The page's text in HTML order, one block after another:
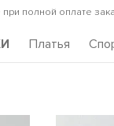
при полной оплате
Платья